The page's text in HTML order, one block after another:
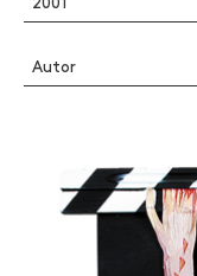
Aktuality